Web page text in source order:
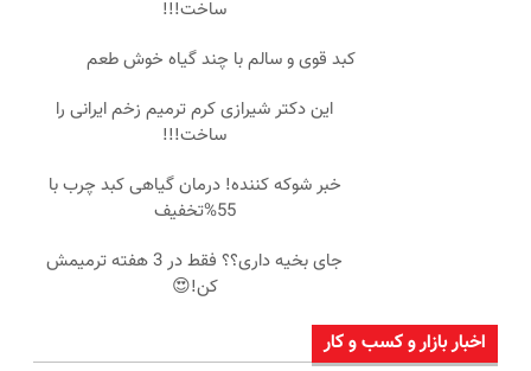
ساخت!!!
کبد قوی و سالم با چند گیاه خوش طعم
این دکتر شیرازی کرم ترمیم زخم ایرانی را
ساخت!!!
خبر شوکه کننده! درمان گیاهی کبد چرب با
55%تخفیف
جای بخیه داری؟؟ فقط در 3 هفته ترمیمش
کن!😍
اخبار بازار و کسب و کار